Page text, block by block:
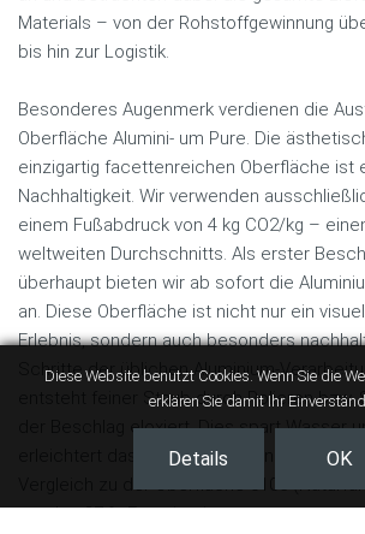
Materials – von der Rohstoffgewinnung
bis hin zur Logistik.
Besonderes Augenmerk verdienen die
Oberfläche Alumini- um Pure. Die
einzigartig facettenreichen Oberfläche ist
Nachhaltigkeit. Wir verwenden
einem Fußabdruck von 4 kg CO2/kg –
weltweiten Durchschnitts. Als erster
überhaupt bieten wir ab sofort die
an. Diese Oberfläche ist nicht nur ein
Erlebnis, sondern auch besonders
Schritte der üblichen Aluminium-
entsteht feiner Staub durch Polieren bzw.
der Beschlag eloxiert. Dies spart Wasser
erleichtert das Recycling am Ende des
Vergleich zu der Oberfläche 0105
werden 37 % Energie eingespart.
Diese Website benutzt Cookies. Wenn Sie die
erklären Sie damit Ihr
Details OK